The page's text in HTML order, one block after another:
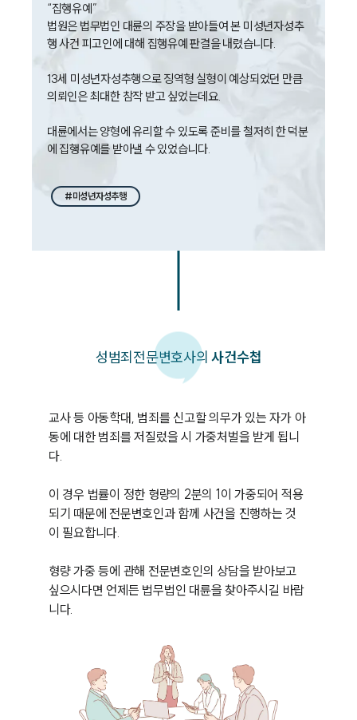
대륜법률상담예약
“집행유예”
법원은 법무법인 대륜의 주장을 받아들여 본 미성년자성추
행 사건 피고인에 대해 집행유예 판결을 내렸습니다.
13세 미성년자성추행으로 징역형 실형이 예상되었던 만큼
의뢰인은 최대한 참작 받고 싶었는데요.
대륜에서는 양형에 유리할 수 있도록 준비를 철저히 한 덕분
에 집행유예를 받아낼 수 있었습니다.
#미성년자성추행
성범죄전문변호사의사건수첩
교사 등 아동학대, 범죄를 신고할 의무가 있는 자가 아
동에 대한 범죄를 저질렀을 시 가중처벌을 받게 됩니
다.
이 경우 법률이 정한 형량의 2분의 1이 가중되어 적용
되기 때문에 전문변호인과 함께 사건을 진행하는 것
이 필요합니다.
형량 가중 등에 관해 전문변호인의 상담을 받아보고
싶으시다면 언제든 법무법인 대륜을 찾아주시길 바랍
니다.